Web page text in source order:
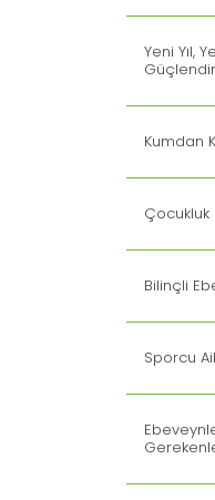
Yeni Yıl,
Güçlendir
Kumdan
Bilinçli
Sporcu